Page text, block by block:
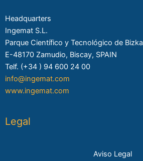
Headquarters
Ingemat S.L.
Parque Científico y Tecnológico de
E-48170 Zamudio, Biscay, SPAIN
Telf. (+34 ) 94 600 24 00
info@ingemat.com
www.ingemat.com
Legal
Aviso Legal